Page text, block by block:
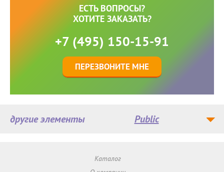
ЕСТЬ ВОПРОСЫ?
ХОТИТЕ ЗАКАЗАТЬ?
+7 (495) 150-15-91
ПЕРЕЗВОНИТЕ МНЕ
другие элементы Public
Каталог